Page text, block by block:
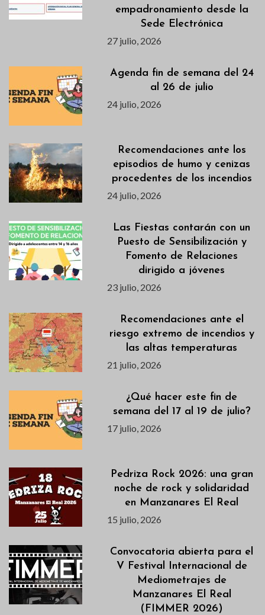
empadronamiento desde la
Sede Electrónica
27 julio, 2026
Agenda fin de semana del 24
al 26 de julio
24 julio, 2026
Recomendaciones ante los
episodios de humo y cenizas
procedentes de los incendios
24 julio, 2026
Las Fiestas contarán con un
Puesto de Sensibilización y
Fomento de Relaciones
dirigido a jóvenes
23 julio, 2026
Recomendaciones ante el
riesgo extremo de incendios y
las altas temperaturas
21 julio, 2026
¿Qué hacer este fin de
semana del 17 al 19 de julio?
17 julio, 2026
Pedriza Rock 2026: una gran
noche de rock y solidaridad
en Manzanares El Real
15 julio, 2026
Convocatoria abierta para el
V Festival Internacional de
Mediometrajes de
Manzanares El Real
(FIMMER 2026)